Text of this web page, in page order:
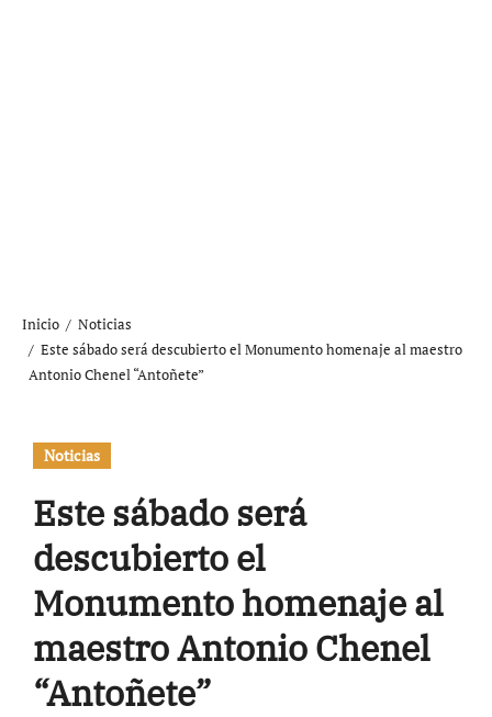
Inicio
Noticias
Este sábado será descubierto el Monumento homenaje al maestro
Antonio Chenel “Antoñete”
Noticias
Este sábado será
descubierto el
Monumento homenaje al
maestro Antonio Chenel
“Antoñete”